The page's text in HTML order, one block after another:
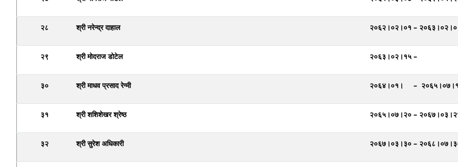
२८ श्री नरेन्द्र दाहाल २०६२।०२।०१ –
२९ श्री मोदराज डोटेल २०६३।०२।१५ –
३० श्री माधव प्रसाद रेग्मी २०६४।०१। –
३१ श्री शशिशेखर श्रेष्ठ २०६५।०७।२० –
३२ श्री सुरेश अधिकारी २०६७।०३।३० –